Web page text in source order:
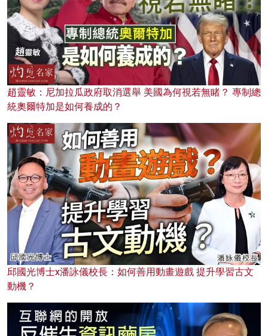
趙靈敏：尼加拉瓜政府取消選舉 美國為何視若無睹？ 專制總
統奧爾特加是如何養成的？
邱國光博士x潘詠儀校長：如何善用動畫遊戲 提升學習古文
動機？